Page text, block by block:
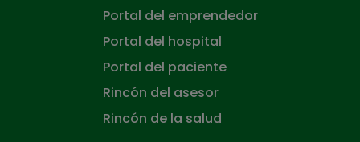
Portal del emprendedor
Portal del hospital
Portal del paciente
Rincón del asesor
Rincón de la salud